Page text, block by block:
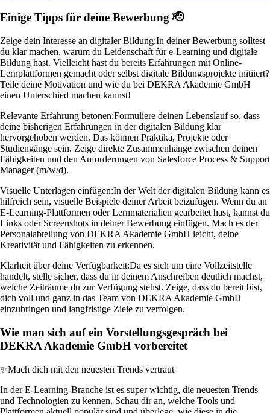
Einige Tipps für deine Bewerbung 🫡
Zeige dein Interesse an digitaler Bildung:In deiner Bewerbung solltest
du klar machen, warum du Leidenschaft für e-Learning und digitale
Bildung hast. Vielleicht hast du bereits Erfahrungen mit Online-
Lernplattformen gemacht oder selbst digitale Bildungsprojekte initiiert?
Teile deine Motivation und wie du bei DEKRA Akademie GmbH
einen Unterschied machen kannst!
Relevante Erfahrung betonen:Formuliere deinen Lebenslauf so, dass
deine bisherigen Erfahrungen in der digitalen Bildung klar
hervorgehoben werden. Das können Praktika, Projekte oder
Studiengänge sein. Zeige direkte Zusammenhänge zwischen deinen
Fähigkeiten und den Anforderungen von Salesforce Process & Support
Manager (m/w/d).
Visuelle Unterlagen einfügen:In der Welt der digitalen Bildung kann es
hilfreich sein, visuelle Beispiele deiner Arbeit beizufügen. Wenn du an
E-Learning-Plattformen oder Lernmaterialien gearbeitet hast, kannst du
Links oder Screenshots in deiner Bewerbung einfügen. Mach es der
Personalabteilung von DEKRA Akademie GmbH leicht, deine
Kreativität und Fähigkeiten zu erkennen.
Klarheit über deine Verfügbarkeit:Da es sich um eine Vollzeitstelle
handelt, stelle sicher, dass du in deinem Anschreiben deutlich machst,
welche Zeiträume du zur Verfügung stehst. Zeige, dass du bereit bist,
dich voll und ganz in das Team von DEKRA Akademie GmbH
einzubringen und langfristige Ziele zu verfolgen.
Wie man sich auf ein Vorstellungsgespräch bei
DEKRA Akademie GmbH vorbereitet
✨Mach dich mit den neuesten Trends vertraut
In der E-Learning-Branche ist es super wichtig, die neuesten Trends
und Technologien zu kennen. Schau dir an, welche Tools und